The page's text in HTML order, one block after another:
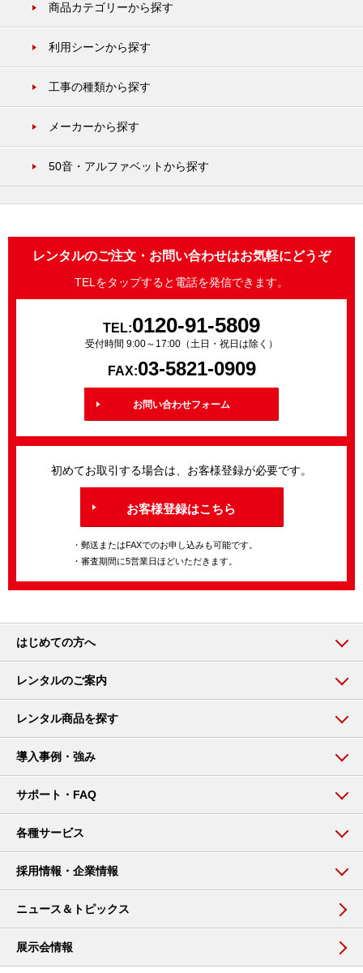
商品カテゴリーから探す
利用シーンから探す
工事の種類から探す
メーカーから探す
50音・アルファベットから探す
レンタルのご注文・お問い合わせはお気軽にどうぞ
TELをタップすると電話を発信できます。
TEL:0120-91-5809
受付時間 9:00～17:00（土日・祝日は除く）
FAX:03-5821-0909
お問い合わせフォーム
初めてお取引する場合は、お客様登録が必要です。
お客様登録はこちら
・郵送またはFAXでのお申し込みも可能です。
・審査期間に5営業日ほどいただきます。
はじめての方へ
レンタルのご案内
レンタル商品を探す
導入事例・強み
サポート・FAQ
各種サービス
採用情報・企業情報
ニュース＆トピックス
展示会情報